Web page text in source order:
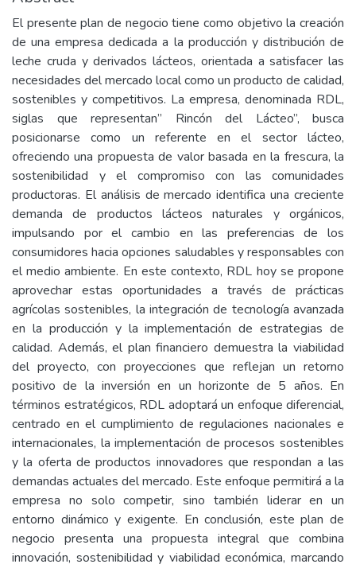
El presente plan de negocio tiene como objetivo la creación
de una empresa dedicada a la producción y distribución de
leche cruda y derivados lácteos, orientada a satisfacer las
necesidades del mercado local como un producto de calidad,
sostenibles y competitivos. La empresa, denominada RDL,
siglas que representan” Rincón del Lácteo”, busca
posicionarse como un referente en el sector lácteo,
ofreciendo una propuesta de valor basada en la frescura, la
sostenibilidad y el compromiso con las comunidades
productoras. El análisis de mercado identifica una creciente
demanda de productos lácteos naturales y orgánicos,
impulsando por el cambio en las preferencias de los
consumidores hacia opciones saludables y responsables con
el medio ambiente. En este contexto, RDL hoy se propone
aprovechar estas oportunidades a través de prácticas
agrícolas sostenibles, la integración de tecnología avanzada
en la producción y la implementación de estrategias de
calidad. Además, el plan financiero demuestra la viabilidad
del proyecto, con proyecciones que reflejan un retorno
positivo de la inversión en un horizonte de 5 años. En
términos estratégicos, RDL adoptará un enfoque diferencial,
centrado en el cumplimiento de regulaciones nacionales e
internacionales, la implementación de procesos sostenibles
y la oferta de productos innovadores que respondan a las
demandas actuales del mercado. Este enfoque permitirá a la
empresa no solo competir, sino también liderar en un
entorno dinámico y exigente. En conclusión, este plan de
negocio presenta una propuesta integral que combina
innovación, sostenibilidad y viabilidad económica, marcando